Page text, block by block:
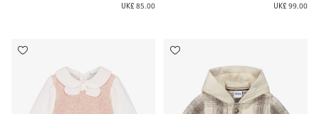
UK£ 99.00
UK£ 85.00